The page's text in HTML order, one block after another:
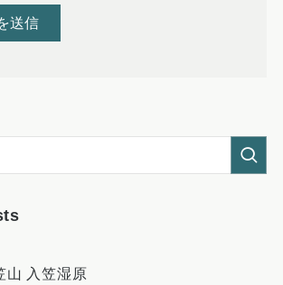
山 入笠湿原